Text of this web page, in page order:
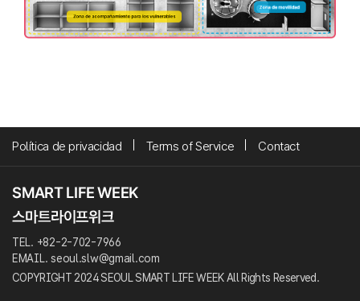
Política de privacidad Terms of Service Contact
TEL. +82-2-702-7966
EMAIL. seoul.slw@gmail.com
COPYRIGHT 2024 SEOUL SMART LIFE WEEK All Rights Reserved.